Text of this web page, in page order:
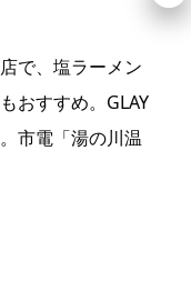
で、塩ラーメン
おすすめ。GLAY
市電「湯の川温